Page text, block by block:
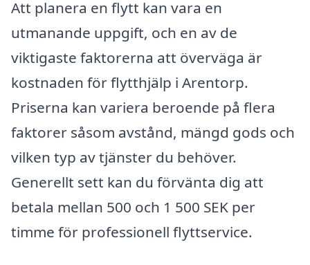
Att planera en flytt kan vara en
utmanande uppgift, och en av de
viktigaste faktorerna att överväga är
kostnaden för flytthjälp i Arentorp.
Priserna kan variera beroende på flera
faktorer såsom avstånd, mängd gods och
vilken typ av tjänster du behöver.
Generellt sett kan du förvänta dig att
betala mellan 500 och 1 500 SEK per
timme för professionell flyttservice.